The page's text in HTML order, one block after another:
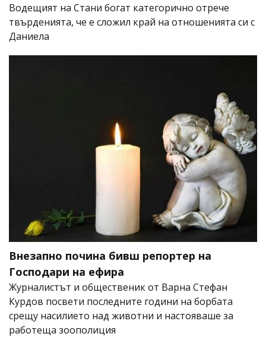
Водещият на Стани богат категорично отрече
твърденията, че е сложил край на отношенията си с
Даниела
Внезапно почина бивш репортер на
Господари на ефира
Журналистът и общественик от Варна Стефан
Курдов посвети последните години на борбата
срещу насилието над животни и настояваше за
работеща зоополиция